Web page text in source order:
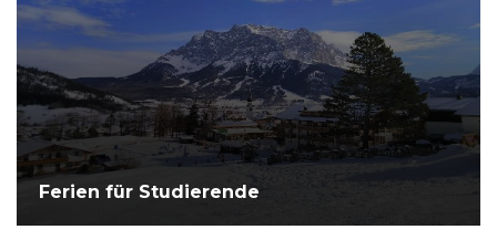
Ferien für Studierende